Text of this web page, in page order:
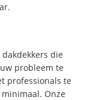
die
probleem te
professionals te
Onze